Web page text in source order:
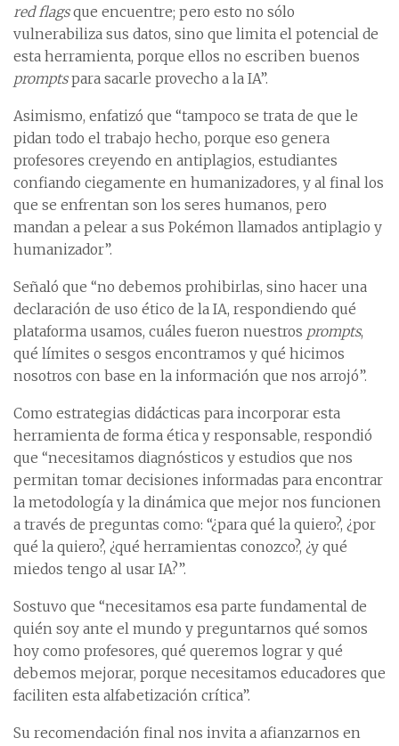
red flagsque encuentre; pero esto no sólo
vulnerabiliza sus datos, sino que limita el potencial de
esta herramienta, porque ellos no escriben buenos
promptspara sacarle provecho a la IA”.
Asimismo, enfatizó que “tampoco se trata de que le
pidan todo el trabajo hecho, porque eso genera
profesores creyendo en antiplagios, estudiantes
confiando ciegamente en humanizadores, y al final los
que se enfrentan son los seres humanos, pero
mandan a pelear a sus Pokémon llamados antiplagio y
humanizador”.
Señaló que “no debemos prohibirlas, sino hacer una
declaración de uso ético de la IA, respondiendo qué
plataforma usamos, cuáles fueron nuestros prompts,
qué límites o sesgos encontramos y qué hicimos
nosotros con base en la información que nos arrojó”.
Como estrategias didácticas para incorporar esta
herramienta de forma ética y responsable, respondió
que “necesitamos diagnósticos y estudios que nos
permitan tomar decisiones informadas para encontrar
la metodología y la dinámica que mejor nos funcionen
a través de preguntas como: “¿para qué la quiero?, ¿por
qué la quiero?, ¿qué herramientas conozco?, ¿y qué
miedos tengo al usar IA?”.
Sostuvo que “necesitamos esa parte fundamental de
quién soy ante el mundo y preguntarnos qué somos
hoy como profesores, qué queremos lograr y qué
debemos mejorar, porque necesitamos educadores que
faciliten esta alfabetización crítica”.
Su recomendación final nos invita a afianzarnos en